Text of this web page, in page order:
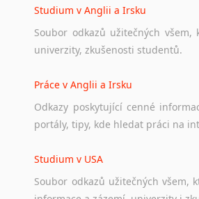
Studium v Anglii a Irsku
Soubor odkazů užitečných všem,
univerzity, zkušenosti studentů.
Práce v Anglii a Irsku
Odkazy poskytující cenné
portály, tipy, kde hledat práci na
Studium v USA
Soubor odkazů užitečných všem,